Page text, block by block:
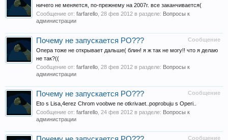
ничего не меняется, по-прежнему на 2007г. все заканчивается(
Сообщение от: farfarello 28 фев 2012 в разделе: Вопросы к
администрации
Сообщение
Почему не запускается РО???
Опера тоже не открывает дальше( блин! я ж так не могу!! что я делаю
не так?((
Сообщение от: farfarello 28 фев 2012 в разделе: Вопросы к
администрации
Сообщение
Почему не запускается РО???
Eto s Lisa,4erez Chrom voobwe ne otkrivaet..poprobuju s Operi..
Сообщение от: farfarello 24 фев 2012 в разделе: Вопросы к
администрации
Сообщение